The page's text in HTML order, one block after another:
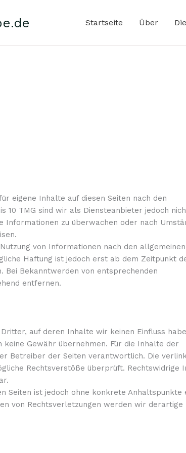
Startseite Über
eigene Inhalte auf diesen Seiten nach den
10 TMG sind wir als Diensteanbieter jedoch
zu überwachen oder nach
von Informationen nach den allgemeinen
Haftung ist jedoch erst ab dem Zeitpunkt
Bei Bekanntwerden von entsprechenden
entfernen.
auf deren Inhalte wir keinen Einfluss
Gewähr übernehmen. Für die Inhalte der
Betreiber der Seiten verantwortlich. Die
Rechtsverstöße überprüft. Rechtswidrige
Seiten ist jedoch ohne konkrete Anhaltspunkte
von Rechtsverletzungen werden wir derartige